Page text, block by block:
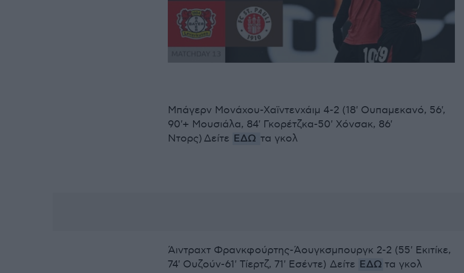
Μπάγερν Μονάχου-Χαϊντενχάιμ 4-2 (18' Ουπαμεκανό, 56',
90'+ Μουσιάλα, 84' Γκορέτζκα-50' Χόνσακ, 86'
Ντορς) Δείτε ΕΔΩ τα γκολ
Άιντραχτ Φρανκφούρτης-Άουγκσμπουργκ 2-2 (55' Εκιτίκε,
74' Ουζούν-61' Τίερτζ, 71' Εσέντε) Δείτε ΕΔΩ τα γκολ